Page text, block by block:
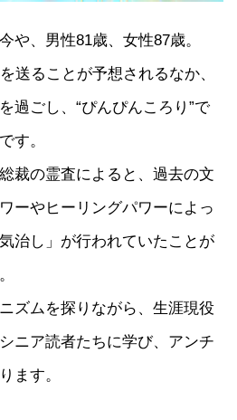
や、男性81歳、女性87歳。
送ることが予想されるなか、
過ごし、“ぴんぴんころり”で
す。
裁の霊査によると、過去の文
ーやヒーリングパワーによっ
治し」が行われていたことが
ズムを探りながら、生涯現役
ニア読者たちに学び、アンチ
ます。